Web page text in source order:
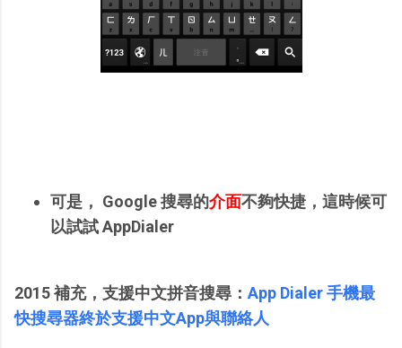
可是， Google 搜尋的介面不夠快捷，這時候可
以試試 AppDialer
2015 補充，支援中文拼音搜尋： App Dialer 手機最
快搜尋器終於支援中文App與聯絡人